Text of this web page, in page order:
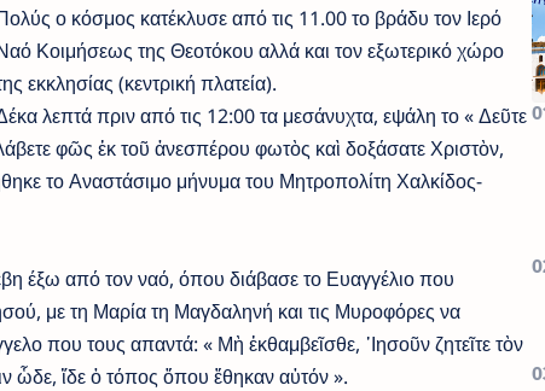
ο κόσμος κατέκλυσε από τις 11.00 το βράδυ τον Ιερό
Κοιμήσεως της Θεοτόκου αλλά και τον εξωτερικό χώρο
εκκλησίας (κεντρική πλατεία).
λεπτά πριν από τις 12:00 τα μεσάνυχτα, εψάλη το « Δεῦτε
φῶς ἐκ τοῦ ἀνεσπέρου φωτὸς καὶ δοξάσατε Χριστὸν,
το Αναστάσιμο μήνυμα του Μητροπολίτη Χαλκίδος-
έξω από τον ναό, όπου διάβασε το Ευαγγέλιο που
με τη Μαρία τη Μαγδαληνή και τις Μυροφόρες να
που τους απαντά: « Μὴ ἐκθαμβεῖσθε, ᾿Ιησοῦν ζητεῖτε τὸν
ὧδε, ἴδε ὁ τόπος ὅπου ἔθηκαν αὐτόν ».